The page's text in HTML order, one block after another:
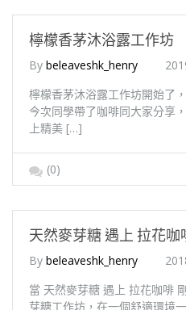
檸檬香茅沐浴露工作坊
By beleaveshk_henry
檸檬香茅沐浴露工作坊開始了
今次同學帶了咖啡同大家分享
上精美 […]
(0)
天然麥芽糖 遇上 拉花咖
By beleaveshk_henry
當 天然麥芽糖 遇上 拉花咖啡
芽糖工作坊，在一個舒適環境